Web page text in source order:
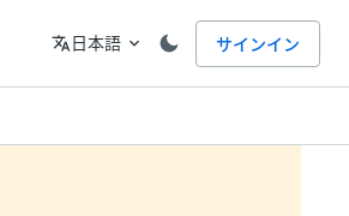
言語
translate日本語 expand_more サインイン